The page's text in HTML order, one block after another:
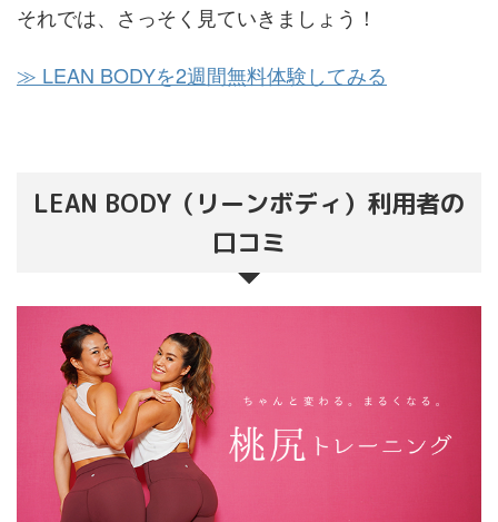
それでは、さっそく見ていきましょう！
≫ LEAN BODYを2週間無料体験してみる
LEAN BODY（リーンボディ）利用者の
口コミ